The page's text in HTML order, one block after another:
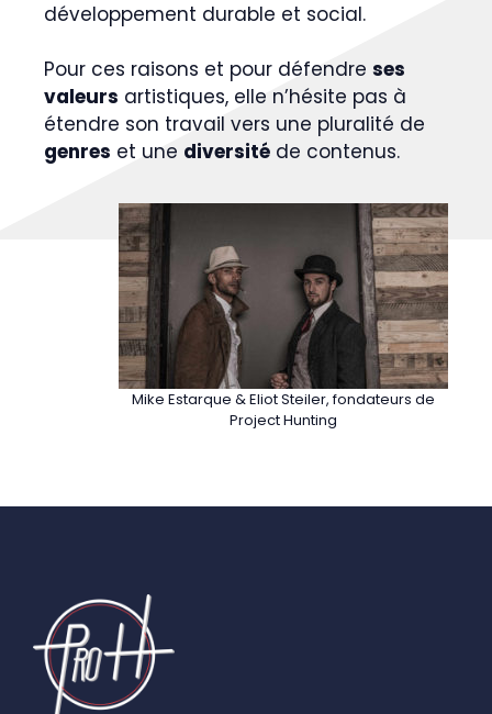
développement durable et social.
Pour ces raisons et pour défendre ses
valeurs artistiques, elle n’hésite pas à
étendre son travail vers une pluralité de
genres et une diversité de contenus.
Mike Estarque & Eliot Steiler, fondateurs de
Project Hunting